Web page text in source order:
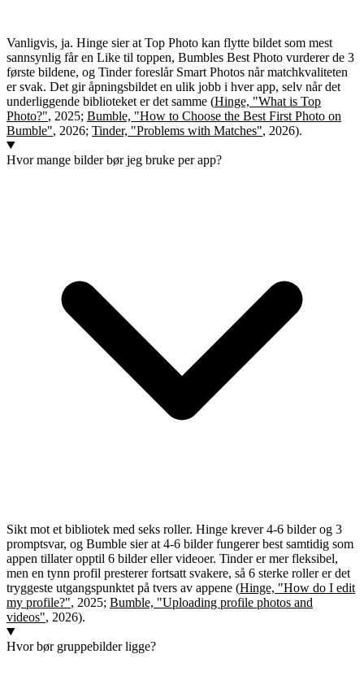
Vanligvis, ja. Hinge sier at Top Photo kan flytte bildet som mest
sannsynlig får en Like til toppen, Bumbles Best Photo vurderer de 3
første bildene, og Tinder foreslår Smart Photos når matchkvaliteten
er svak. Det gir åpningsbildet en ulik jobb i hver app, selv når det
underliggende biblioteket er det samme (Hinge, "What is Top
Photo?", 2025; Bumble, "How to Choose the Best First Photo on
Bumble", 2026; Tinder, "Problems with Matches", 2026).
Hvor mange bilder bør jeg bruke per app?
Sikt mot et bibliotek med seks roller. Hinge krever 4-6 bilder og 3
promptsvar, og Bumble sier at 4-6 bilder fungerer best samtidig som
appen tillater opptil 6 bilder eller videoer. Tinder er mer fleksibel,
men en tynn profil presterer fortsatt svakere, så 6 sterke roller er det
tryggeste utgangspunktet på tvers av appene (Hinge, "How do I edit
my profile?", 2025; Bumble, "Uploading profile photos and
videos", 2026).
Hvor bør gruppebilder ligge?